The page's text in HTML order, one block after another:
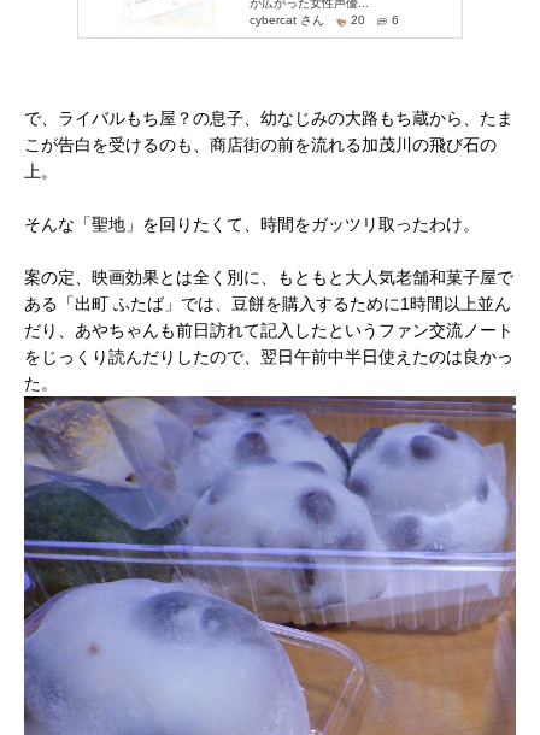
で、ライバルもち屋？の息子、幼なじみの大路もち蔵から、たま
こが告白を受けるのも、商店街の前を流れる加茂川の飛び石の
上。
そんな「聖地」を回りたくて、時間をガッツリ取ったわけ。
案の定、映画効果とは全く別に、もともと大人気老舗和菓子屋で
ある「出町 ふたば」では、豆餅を購入するために1時間以上並ん
だり、あやちゃんも前日訪れて記入したというファン交流ノート
をじっくり読んだりしたので、翌日午前中半日使えたのは良かっ
た。